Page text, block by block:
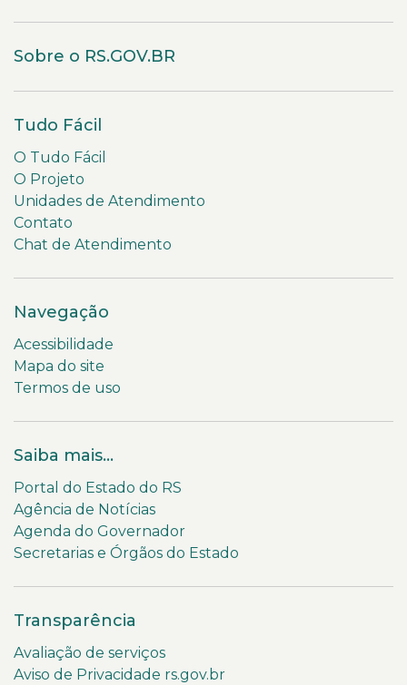
Sobre o RS.GOV.BR
Tudo Fácil
O Tudo Fácil
O Projeto
Unidades de Atendimento
Contato
Chat de Atendimento
Navegação
Acessibilidade
Mapa do site
Termos de uso
Saiba mais...
Portal do Estado do RS
Agência de Notícias
Agenda do Governador
Secretarias e Órgãos do Estado
Transparência
Avaliação de serviços
Aviso de Privacidade rs.gov.br